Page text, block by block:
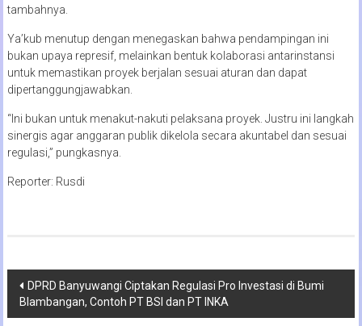
tambahnya.
Ya’kub menutup dengan menegaskan bahwa pendampingan ini
bukan upaya represif, melainkan bentuk kolaborasi antarinstansi
untuk memastikan proyek berjalan sesuai aturan dan dapat
dipertanggungjawabkan.
“Ini bukan untuk menakut-nakuti pelaksana proyek. Justru ini langkah
sinergis agar anggaran publik dikelola secara akuntabel dan sesuai
regulasi,” pungkasnya.
Reporter: Rusdi
Navigasi
pos
DPRD Banyuwangi Ciptakan Regulasi Pro Investasi di Bumi
Blambangan, Contoh PT BSI dan PT INKA